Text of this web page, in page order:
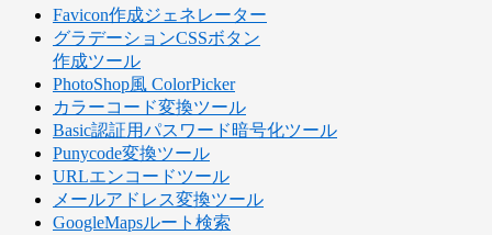
Favicon作成ジェネレーター
グラデーションCSSボタン
作成ツール
PhotoShop風 ColorPicker
カラーコード変換ツール
Basic認証用パスワード暗号化ツール
Punycode変換ツール
URLエンコードツール
メールアドレス変換ツール
GoogleMapsルート検索